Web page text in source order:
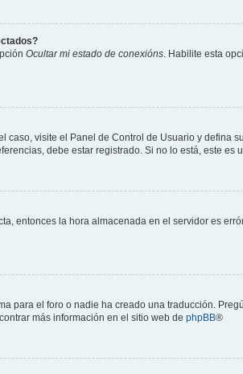
Ocultar mi estado de conexións . Habilite esta
visite el Panel de Control de Usuario y defina
debe estar registrado. Si no lo está, este es
entonces la hora almacenada en el servidor es
para el foro o nadie ha creado una traducción.
más información en el sitio web de phpBB®